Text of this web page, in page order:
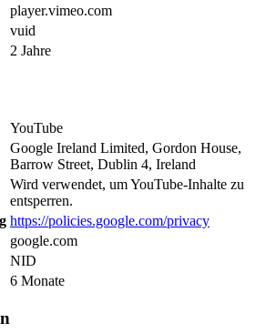
player.vimeo.com
vuid
2 Jahre
YouTube
Google Ireland Limited, Gordon House,
Barrow Street, Dublin 4, Ireland
Wird verwendet, um YouTube-Inhalte zu
entsperren.
https://policies.google.com/privacy
google.com
NID
6 Monate